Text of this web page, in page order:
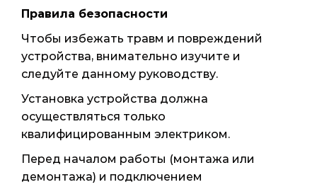
Правила безопасности
Чтобы избежать травм и повреждений
устройства, внимательно изучите и
следуйте данному руководству.
Установка устройства должна
осуществляться только
квалифицированным электриком.
Перед началом работы (монтажа или
демонтажа) и подключением